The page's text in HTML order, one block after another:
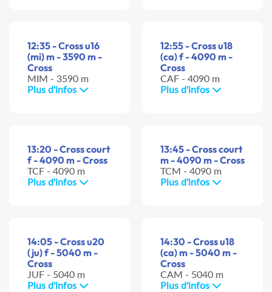
12:35 - Cross u16
(mi) m - 3590 m -
Cross
MIM - 3590 m
Plus d'infos
12:55 - Cross u18
(ca) f - 4090 m -
Cross
CAF - 4090 m
Plus d'infos
13:20 - Cross court
f - 4090 m - Cross
TCF - 4090 m
Plus d'infos
13:45 - Cross court
m - 4090 m - Cross
TCM - 4090 m
Plus d'infos
14:05 - Cross u20
(ju) f - 5040 m -
Cross
JUF - 5040 m
Plus d'infos
14:30 - Cross u18
(ca) m - 5040 m -
Cross
CAM - 5040 m
Plus d'infos